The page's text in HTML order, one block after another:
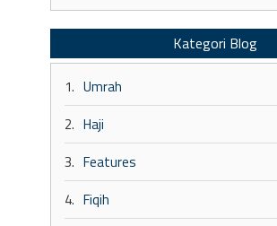
Kategori Blog
1. Umrah
2. Haji
3. Features
4. Fiqih